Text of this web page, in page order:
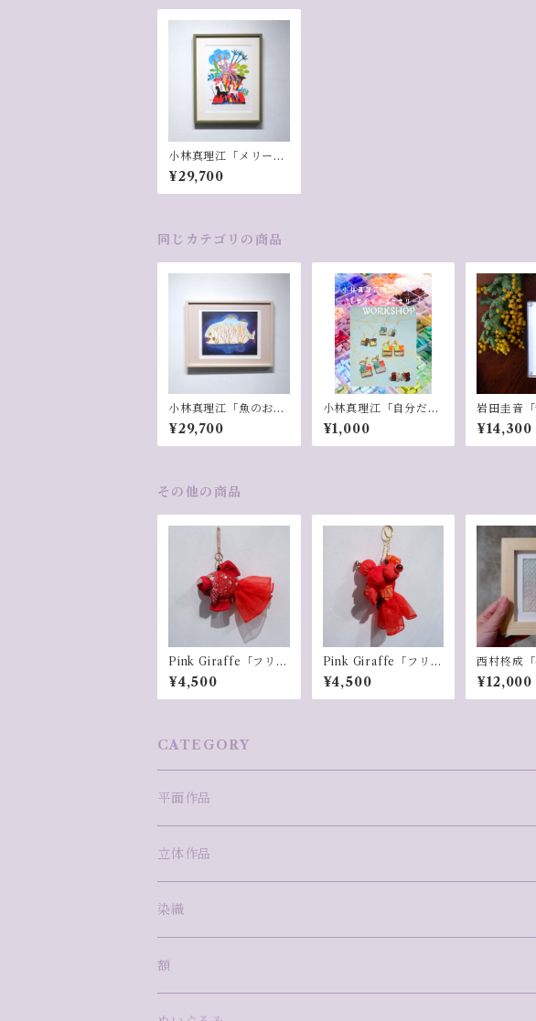
小林真理江「メリーメ
リーゴーランド」
¥29,700
同じカテゴリの商品
小林真理江「魚のお
腹」
¥29,700
小林真理江「自分だけ
のオリジナル！モザイ
クアクセサリーワーク
ショップWS」
¥1,000
岩田圭音
（伽藍ト蝋
¥14,300
その他の商品
Pink Giraffe「フリフ
リデメキンチャーム
(茜色1）」
¥4,500
Pink Giraffe「フリフ
リデメキンチャーム
(朱色１）」
¥4,500
西村柊成
Ⅰ」
¥12,000
CATEGORY
平面作品
版画
安藤真司
岩田圭音
ミクストメディア
ima
尾崎拓磨
絵画
青木愛弓
立体作品
ガラス
泉澤千景
沖中彩花
陶
Ame to Mori
染織
西村柊成
額